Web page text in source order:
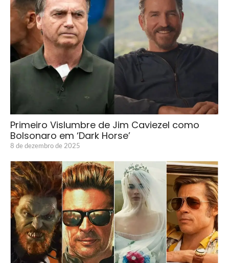
Primeiro Vislumbre de Jim Caviezel como
Bolsonaro em ‘Dark Horse’
8 de dezembro de 2025